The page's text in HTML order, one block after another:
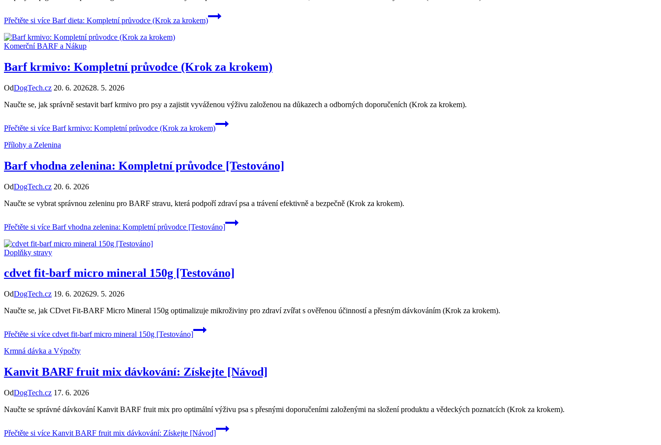
Přečtěte si více Barf dieta: Kompletní průvodce (Krok za krokem)
Komerční BARF a Nákup
Barf krmivo: Kompletní průvodce (Krok za krokem)
OdDogTech.cz 20. 6. 202628. 5. 2026
Naučte se, jak správně sestavit barf krmivo pro psy a zajistit vyváženou výživu založenou na důkazech a odborných doporučeních (Krok za krokem).
Přečtěte si více Barf krmivo: Kompletní průvodce (Krok za krokem)
Přílohy a Zelenina
Barf vhodna zelenina: Kompletní průvodce [Testováno]
OdDogTech.cz 20. 6. 2026
Naučte se vybrat správnou zeleninu pro BARF stravu, která podpoří zdraví psa a trávení efektivně a bezpečně (Krok za krokem).
Přečtěte si více Barf vhodna zelenina: Kompletní průvodce [Testováno]
Doplňky stravy
cdvet fit-barf micro mineral 150g [Testováno]
OdDogTech.cz 19. 6. 202629. 5. 2026
Naučte se, jak CDvet Fit-BARF Micro Mineral 150g optimalizuje mikroživiny pro zdraví zvířat s ověřenou účinností a přesným dávkováním (Krok za krokem).
Přečtěte si více cdvet fit-barf micro mineral 150g [Testováno]
Krmná dávka a Výpočty
Kanvit BARF fruit mix dávkování: Získejte [Návod]
OdDogTech.cz 17. 6. 2026
Naučte se správné dávkování Kanvit BARF fruit mix pro optimální výživu psa s přesnými doporučeními založenými na složení produktu a vědeckých poznatcích (Krok za krokem).
Přečtěte si více Kanvit BARF fruit mix dávkování: Získejte [Návod]